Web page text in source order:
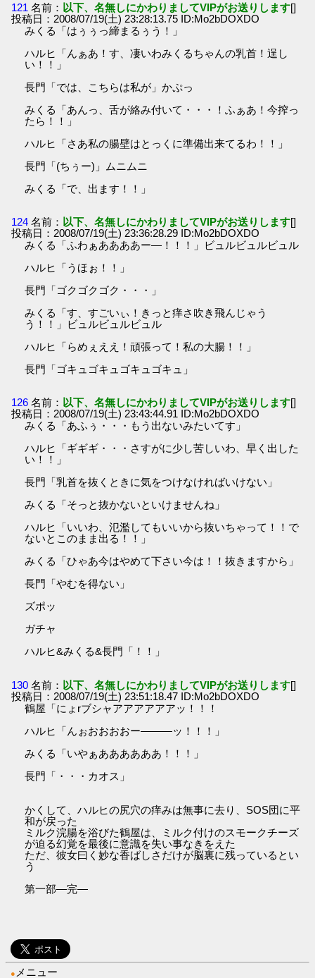
121 名前： 以下、名無しにかわりましてVIPがお送りします[]
投稿日：2008/07/19(土) 23:28:13.75 ID:Mo2bDOXDO
みくる「はぅぅっ締まるぅう！」
ハルヒ「んぁあ！す、凄いわみくるちゃんの乳首！逞し
い！！」
長門「では、こちらは私が」かぷっ
みくる「あんっ、舌が絡み付いて・・・！ふぁあ！今搾っ
たら！！」
ハルヒ「さあ私の腸壁はとっくに準備出来てるわ！！」
長門「(ちぅー)」ムニムニ
みくる「で、出ます！！」
124 名前： 以下、名無しにかわりましてVIPがお送りします[]
投稿日：2008/07/19(土) 23:36:28.29 ID:Mo2bDOXDO
みくる「ふわぁああああー―！！！」ビュルビュルビュル
ハルヒ「うほぉ！！」
長門「ゴクゴクゴク・・・」
みくる「す、すごいぃ！きっと痒さ吹き飛んじゃう
う！！」ビュルビュルビュル
ハルヒ「らめぇええ！頑張って！私の大腸！！」
長門「ゴキュゴキュゴキュゴキュ」
126 名前： 以下、名無しにかわりましてVIPがお送りします[]
投稿日：2008/07/19(土) 23:43:44.91 ID:Mo2bDOXDO
みくる「あふぅ・・・もう出ないみたいてす」
ハルヒ「ギギギ・・・さすがに少し苦しいわ、早く出した
い！！」
長門「乳首を抜くときに気をつけなければいけない」
みくる「そっと抜かないといけませんね」
ハルヒ「いいわ、氾濫してもいいから抜いちゃって！！で
ないとこのまま出る！！」
みくる「ひゃあ今はやめて下さい今は！！抜きますから」
長門「やむを得ない」
ズポッ
ガチャ
ハルヒ&みくる&長門「！！」
130 名前： 以下、名無しにかわりましてVIPがお送りします[]
投稿日：2008/07/19(土) 23:51:18.47 ID:Mo2bDOXDO
鶴屋「にょrブシャアアアアアアッ！！！
ハルヒ「んぉおおおおー―――ッ！！！」
みくる「いやぁああああああ！！！」
長門「・・・カオス」
かくして、ハルヒの尻穴の痒みは無事に去り、SOS団に平
和が戻った
ミルク浣腸を浴びた鶴屋は、ミルク付けのスモークチーズ
が迫る幻覚を最後に意識を失い事なきをえた
ただ、彼女曰く妙な香ばしさだけが脳裏に残っているとい
う
第一部―完―
● メニュー